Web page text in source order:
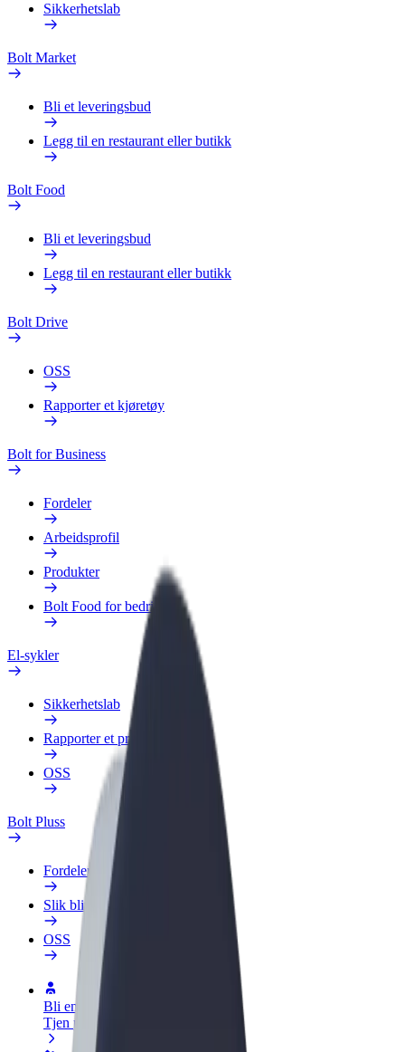
Sikkerhetslab
Bolt Market
Bli et leveringsbud
Legg til en restaurant eller butikk
Bolt Food
Bli et leveringsbud
Legg til en restaurant eller butikk
Bolt Drive
OSS
Rapporter et kjøretøy
Bolt for Business
Fordeler
Arbeidsprofil
Produkter
Bolt Food for bedrifter
El-sykler
Sikkerhetslab
Rapporter et problem
OSS
Bolt Pluss
Fordeler
Slik blir du med
OSS
Bli en sjåfør
Tjen penger på egne vilkår